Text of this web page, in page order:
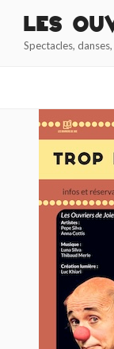
contenu
Les
Spectacles,